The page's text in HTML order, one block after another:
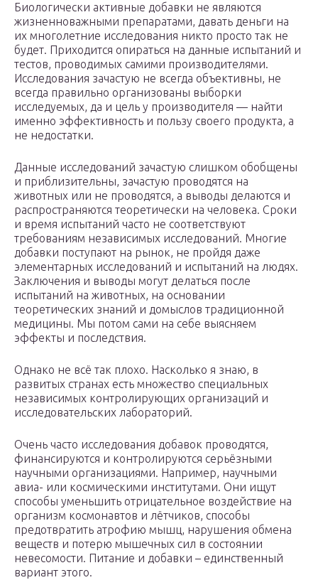
Биологически активные добавки не являются
жизненноважными препаратами, давать деньги на
их многолетние исследования никто просто так не
будет. Приходится опираться на данные испытаний и
тестов, проводимых самими производителями.
Исследования зачастую не всегда объективны, не
всегда правильно организованы выборки
исследуемых, да и цель у производителя — найти
именно эффективность и пользу своего продукта, а
не недостатки.
Данные исследований зачастую слишком обобщены
и приблизительны, зачастую проводятся на
животных или не проводятся, а выводы делаются и
распространяются теоретически на человека. Сроки
и время испытаний часто не соответствуют
требованиям независимых исследований. Многие
добавки поступают на рынок, не пройдя даже
элементарных исследований и испытаний на людях.
Заключения и выводы могут делаться после
испытаний на животных, на основании
теоретических знаний и домыслов традиционной
медицины. Мы потом сами на себе выясняем
эффекты и последствия.
Однако не всё так плохо. Насколько я знаю, в
развитых странах есть множество специальных
независимых контролирующих организаций и
исследовательских лабораторий.
Очень часто исследования добавок проводятся,
финансируются и контролируются серьёзными
научными организациями. Например, научными
авиа- или космическими институтами. Они ищут
способы уменьшить отрицательное воздействие на
организм космонавтов и лётчиков, способы
предотвратить атрофию мышц, нарушения обмена
веществ и потерю мышечных сил в состоянии
невесомости. Питание и добавки – единственный
вариант этого.